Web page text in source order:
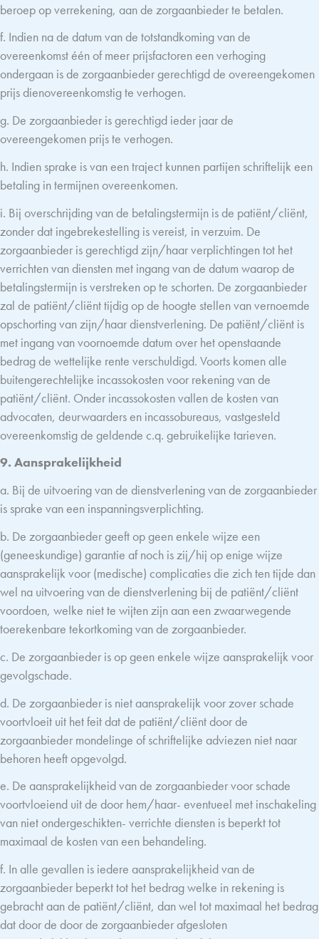
beroep op verrekening, aan de zorgaanbieder te betalen.
f. Indien na de datum van de totstandkoming van de
overeenkomst één of meer prijsfactoren een verhoging
ondergaan is de zorgaanbieder gerechtigd de overeengekomen
prijs dienovereenkomstig te verhogen.
g. De zorgaanbieder is gerechtigd ieder jaar de
overeengekomen prijs te verhogen.
h. Indien sprake is van een traject kunnen partijen schriftelijk een
betaling in termijnen overeenkomen.
i. Bij overschrijding van de betalingstermijn is de patiënt/cliënt,
zonder dat ingebrekestelling is vereist, in verzuim. De
zorgaanbieder is gerechtigd zijn/haar verplichtingen tot het
verrichten van diensten met ingang van de datum waarop de
betalingstermijn is verstreken op te schorten. De zorgaanbieder
zal de patiënt/cliënt tijdig op de hoogte stellen van vernoemde
opschorting van zijn/haar dienstverlening. De patiënt/cliënt is
met ingang van voornoemde datum over het openstaande
bedrag de wettelijke rente verschuldigd. Voorts komen alle
buitengerechtelijke incassokosten voor rekening van de
patiënt/cliënt. Onder incassokosten vallen de kosten van
advocaten, deurwaarders en incassobureaus, vastgesteld
overeenkomstig de geldende c.q. gebruikelijke tarieven.
9. Aansprakelijkheid
a. Bij de uitvoering van de dienstverlening van de zorgaanbieder
is sprake van een inspanningsverplichting.
b. De zorgaanbieder geeft op geen enkele wijze een
(geneeskundige) garantie af noch is zij/hij op enige wijze
aansprakelijk voor (medische) complicaties die zich ten tijde dan
wel na uitvoering van de dienstverlening bij de patiënt/cliënt
voordoen, welke niet te wijten zijn aan een zwaarwegende
toerekenbare tekortkoming van de zorgaanbieder.
c. De zorgaanbieder is op geen enkele wijze aansprakelijk voor
gevolgschade.
d. De zorgaanbieder is niet aansprakelijk voor zover schade
voortvloeit uit het feit dat de patiënt/cliënt door de
zorgaanbieder mondelinge of schriftelijke adviezen niet naar
behoren heeft opgevolgd.
e. De aansprakelijkheid van de zorgaanbieder voor schade
voortvloeiend uit de door hem/haar- eventueel met inschakeling
van niet ondergeschikten- verrichte diensten is beperkt tot
maximaal de kosten van een behandeling.
f. In alle gevallen is iedere aansprakelijkheid van de
zorgaanbieder beperkt tot het bedrag welke in rekening is
gebracht aan de patiënt/cliënt, dan wel tot maximaal het bedrag
dat door de door de zorgaanbieder afgesloten